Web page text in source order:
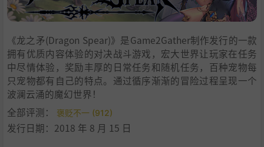
《龙之矛(Dragon Spear)》是Game2Gather制作发行的一款
拥有优质内容体验的对决战斗游戏，宏大世界让玩家在任务
中尽情体验，奖励丰厚的日常任务和随机任务，百种宠物每
只宠物都有自己的特点。通过循序渐渐的冒险过程呈现一个
波澜云涌的魔幻世界！
全部评测：
褒贬不一 (912)
发行日期：2018 年 8 月 15 日